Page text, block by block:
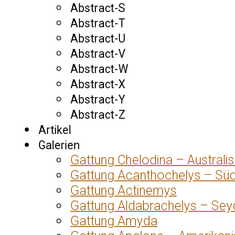
Abstract-S
Abstract-T
Abstract-U
Abstract-V
Abstract-W
Abstract-X
Abstract-Y
Abstract-Z
Artikel
Galerien
Gattung Chelodina –
Gattung Acanthochelys –
Gattung Actinemys
Gattung Aldabrachelys –
Gattung Amyda